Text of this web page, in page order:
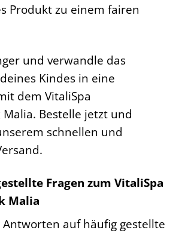
Produkt zu einem fairen
und verwandle das
Kindes in eine
dem VitaliSpa
Bestelle jetzt und
schnellen und
Fragen zum VitaliSpa
Malia
auf häufig gestellte